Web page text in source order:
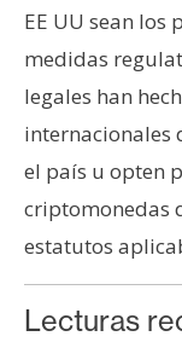
P
u
b
l
c
i
d
a
EE UU sean
medidas
legales han
internacionales
el país u opten
criptomonedas
estatutos
Lecturas